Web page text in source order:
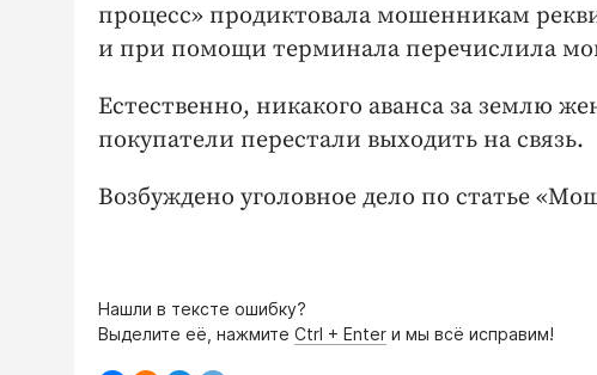
процесс» продиктовала мошенникам
и при помощи терминала перечислила
Естественно, никакого аванса за землю
покупатели перестали выходить на связь.
Возбуждено уголовное дело по статье
Нашли в тексте ошибку?
Выделите её, нажмите Ctrl + Enter и мы всё исправим!